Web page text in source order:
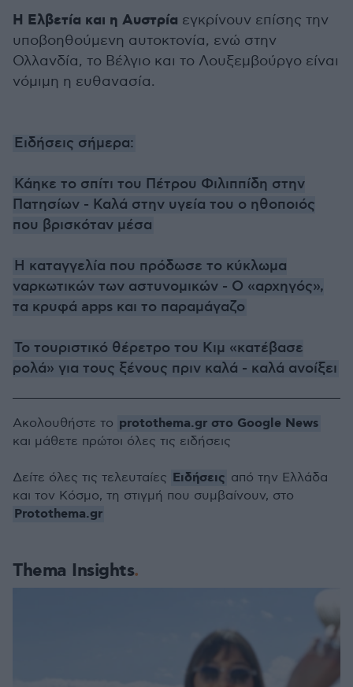
Η Ελβετία και η Αυστρία εγκρίνουν επίσης την
υποβοηθούμενη αυτοκτονία, ενώ στην
Ολλανδία, το Βέλγιο και το Λουξεμβούργο είναι
νόμιμη η ευθανασία.
Ειδήσεις σήμερα:
Κάηκε το σπίτι του Πέτρου Φιλιππίδη στην
Πατησίων - Καλά στην υγεία του ο ηθοποιός
που βρισκόταν μέσα
Η καταγγελία που πρόδωσε το κύκλωμα
ναρκωτικών των αστυνομικών - Ο «αρχηγός»,
τα κρυφά apps και το παραμάγαζο
Το τουριστικό θέρετρο του Κιμ «κατέβασε
ρολά» για τους ξένους πριν καλά - καλά ανοίξει
Thema Insights
Ακολουθήστε το protothema.gr στο Google News
και μάθετε πρώτοι όλες τις ειδήσεις
Δείτε όλες τις τελευταίες Ειδήσεις από την Ελλάδα
και τον Κόσμο, τη στιγμή που συμβαίνουν, στο
Protothema.gr